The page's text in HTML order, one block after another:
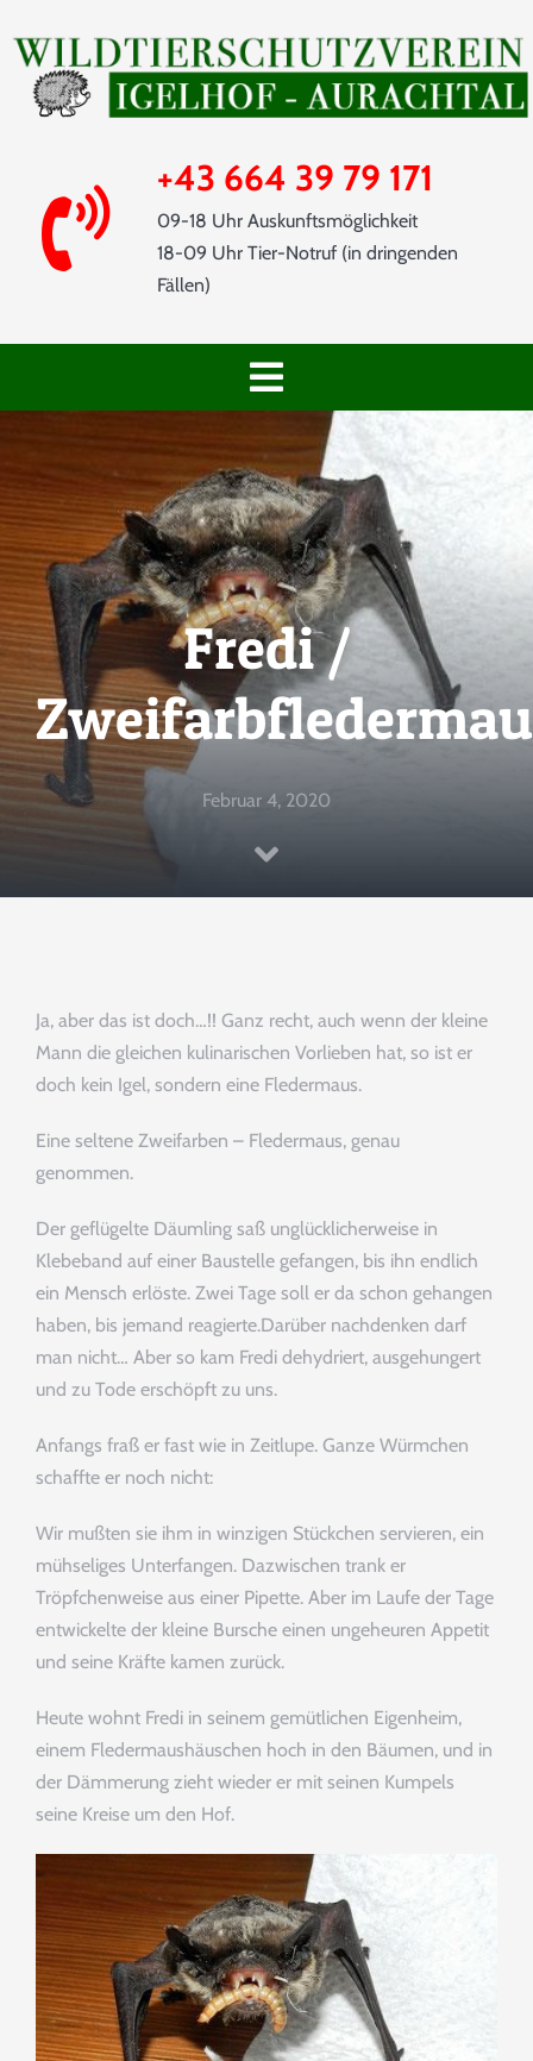
to
content
+43 664 39 79 171
09-18 Uhr Auskunftsmöglichkeit
18-09 Uhr Tier-Notruf (in dringenden
Fällen)
Toggle
Navigation
SHOP
SPENDENINFORMATION
TEAM
PARTNER
MEDIEN & PRESSEARTIKEL
DATENSCHUTZERKLÄRUNG
Fredi /
Februar 4, 2020
Ja, aber das ist doch…!! Ganz recht, auch wenn der kleine
Mann die gleichen kulinarischen Vorlieben hat, so ist er
doch kein Igel, sondern eine Fledermaus.
Eine seltene Zweifarben – Fledermaus, genau
genommen.
Der geflügelte Däumling saß unglücklicherweise in
Klebeband auf einer Baustelle gefangen, bis ihn endlich
ein Mensch erlöste. Zwei Tage soll er da schon gehangen
haben, bis jemand reagierte.Darüber nachdenken darf
man nicht… Aber so kam Fredi dehydriert, ausgehungert
und zu Tode erschöpft zu uns.
Anfangs fraß er fast wie in Zeitlupe. Ganze Würmchen
schaffte er noch nicht:
Wir mußten sie ihm in winzigen Stückchen servieren, ein
mühseliges Unterfangen. Dazwischen trank er
Tröpfchenweise aus einer Pipette. Aber im Laufe der Tage
entwickelte der kleine Bursche einen ungeheuren Appetit
und seine Kräfte kamen zurück.
Heute wohnt Fredi in seinem gemütlichen Eigenheim,
einem Fledermaushäuschen hoch in den Bäumen, und in
der Dämmerung zieht wieder er mit seinen Kumpels
seine Kreise um den Hof.Helfen
Sie Mit Ihrer Spende
PAYPAL